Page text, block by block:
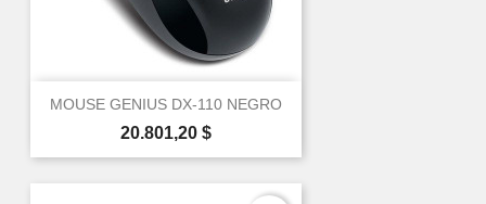
MOUSE GENIUS DX-110 NEGRO
Precio
20.801,20 $